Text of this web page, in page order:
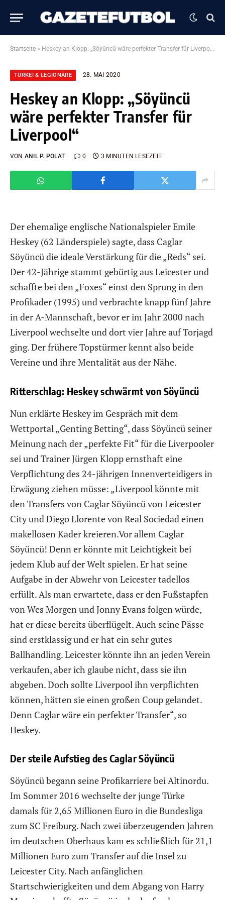
Startseite » Heskey an Klopp: „Söyüncü wäre perfekter Transfer für Liverpool“
TÜRKEI & LEGIONÄRE 28. MAI 2020
Heskey an Klopp: „Söyüncü
wäre perfekter Transfer für
Liverpool“
VON ANIL P. POLAT 0 3 MINUTEN LESEZEIT
Der ehemalige englische Nationalspieler Emile
Heskey (62 Länderspiele) sagte, dass Caglar
Söyüncü die ideale Verstärkung für die „Reds“ sei.
Der 42-Jährige stammt gebürtig aus Leicester und
schaffte bei den „Foxes“ einst den Sprung in den
Profikader (1995) und verbrachte knapp fünf Jahre
in der A-Mannschaft, bevor er im Jahr 2000 nach
Liverpool wechselte und dort vier Jahre auf Torjagd
ging. Der frühere Topstürmer kennt also beide
Vereine und ihre Mentalität aus der Nähe.
Ritterschlag: Heskey schwärmt von Söyüncü
Nun erklärte Heskey im Gespräch mit dem
Wettportal „Genting Betting“, dass Söyüncü seiner
Meinung nach der „perfekte Fit“ für die Liverpooler
sei und Trainer Jürgen Klopp ernsthaft eine
Verpflichtung des 24-jährigen Innenverteidigers in
Erwägung ziehen müsse: „Liverpool könnte mit
den Transfers von Caglar Söyüncü von Leicester
City und Diego Llorente von Real Sociedad einen
makellosen Kader kreieren.Vor allem Caglar
Söyüncü! Denn er könnte mit Leichtigkeit bei
jedem Klub auf der Welt spielen. Er hat seine
Aufgabe in der Abwehr von Leicester tadellos
erfüllt. Als man erwartete, dass er den Fußstapfen
von Wes Morgen und Jonny Evans folgen würde,
hat er diese bereits überflügelt. Auch seine Pässe
sind erstklassig und er hat ein sehr gutes
Ballhandling. Leicester könnte ihn an jeden Verein
verkaufen, aber ich glaube nicht, dass sie ihn
abgeben. Doch sollte Liverpool ihn verpflichten
können, hätten sie einen großen Coup gelandet.
Denn Caglar wäre ein perfekter Transfer“, so
Heskey.
Der steile Aufstieg des Caglar Söyüncü
Söyüncü begann seine Profikarriere bei Altinordu.
Im Sommer 2016 wechselte der junge Türke
damals für 2,65 Millionen Euro in die Bundesliga
zum SC Freiburg. Nach zwei überzeugenden Jahren
im deutschen Oberhaus kam es schließlich für 21,1
Millionen Euro zum Transfer auf die Insel zu
Leicester City. Nach anfänglichen
Startschwierigkeiten und dem Abgang von Harry